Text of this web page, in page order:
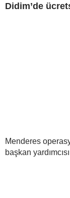
Didim’de
Menderes
başkan